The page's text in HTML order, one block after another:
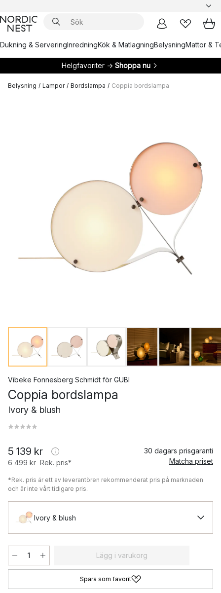
Dukning & ServeringInredningKök & MatlagningBelysningMattor &
Helgfavoriter → Shoppa nu
Belysning / Lampor / Bordslampa / Coppia bordslampa
Vibeke Fonnesberg Schmidt för GUBI
Coppia bordslampa
Ivory & blush
5 139 kr
6 499 kr Rek. pris*
30 dagars prisgaranti
Matcha priset
*Rek. pris är ett av leverantören rekommenderat pris på marknaden
och är inte vårt tidigare pris.
Ivory & blush
Lägg i varukorg
Spara som favorit